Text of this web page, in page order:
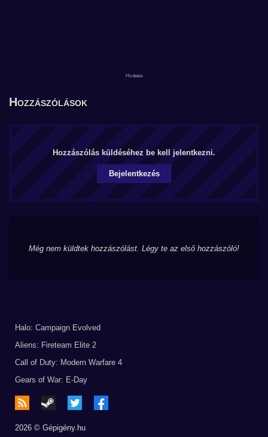
Hozzászólások
Hozzászólás küldéséhez be kell jelentkezni.
Bejelentkezés
Még nem küldtek hozzászólást. Légy te az első hozzászóló!
Halo: Campaign Evolved
Aliens: Fireteam Elite 2
Call of Duty: Modern Warfare 4
Gears of War: E-Day
2026 © Gépigény.hu